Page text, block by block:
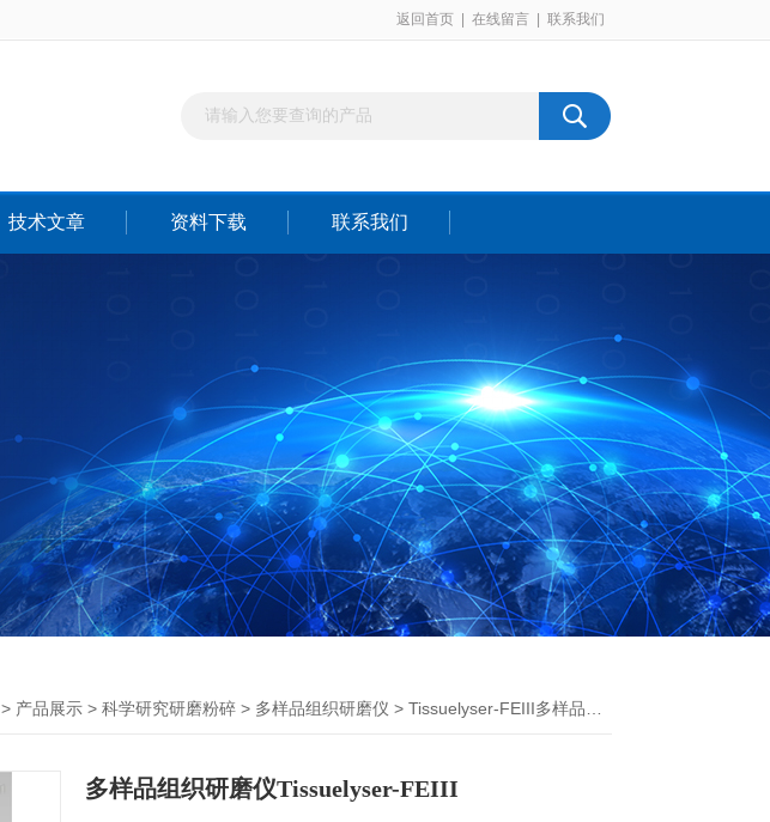
返回首页 在线留言 联系我们
技术文章 资料下载 联系我们
> 产品展示 > 科学研究研磨粉碎 > 多样品组织研磨仪 > Tissuelyser-FEIII多样品组织研磨仪
多样品组织研磨仪Tissuelyser-FEIII